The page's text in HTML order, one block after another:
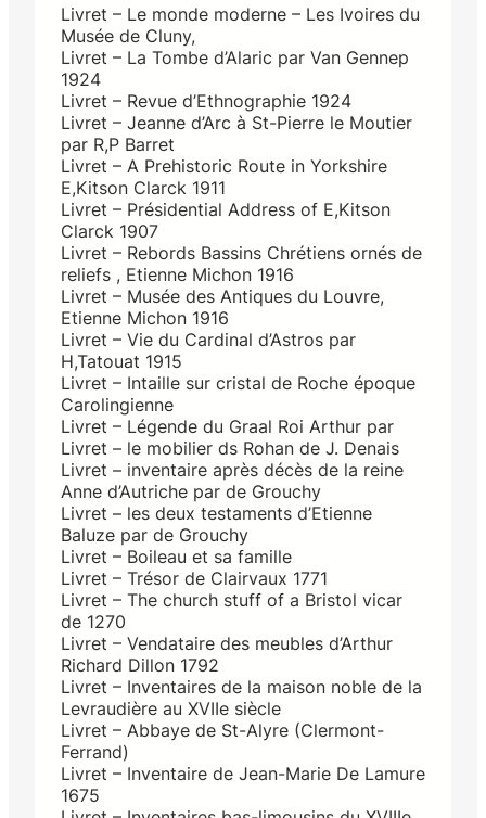
Livret – Le monde moderne – Les Ivoires du
Musée de Cluny,
Livret – La Tombe d’Alaric par Van Gennep
1924
Livret – Revue d’Ethnographie 1924
Livret – Jeanne d’Arc à St-Pierre le Moutier
par R,P Barret
Livret – A Prehistoric Route in Yorkshire
E,Kitson Clarck 1911
Livret – Présidential Address of E,Kitson
Clarck 1907
Livret – Rebords Bassins Chrétiens ornés de
reliefs , Etienne Michon 1916
Livret – Musée des Antiques du Louvre,
Etienne Michon 1916
Livret – Vie du Cardinal d’Astros par
H,Tatouat 1915
Livret – Intaille sur cristal de Roche époque
Carolingienne
Livret – Légende du Graal Roi Arthur par
Livret – le mobilier ds Rohan de J. Denais
Livret – inventaire après décès de la reine
Anne d’Autriche par de Grouchy
Livret – les deux testaments d’Etienne
Baluze par de Grouchy
Livret – Boileau et sa famille
Livret – Trésor de Clairvaux 1771
Livret – The church stuff of a Bristol vicar
de 1270
Livret – Vendataire des meubles d’Arthur
Richard Dillon 1792
Livret – Inventaires de la maison noble de la
Levraudière au XVIIe siècle
Livret – Abbaye de St-Alyre (Clermont-
Ferrand)
Livret – Inventaire de Jean-Marie De Lamure
1675